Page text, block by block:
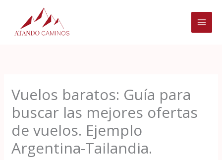
contenido
Vuelos baratos: Guía para
buscar las mejores ofertas
de vuelos. Ejemplo
Argentina-Tailandia.